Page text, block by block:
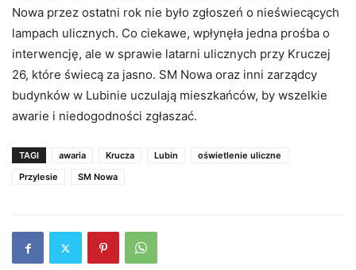
Nowa przez ostatni rok nie było zgłoszeń o nieświecących
lampach ulicznych. Co ciekawe, wpłynęła jedna prośba o
interwencję, ale w sprawie latarni ulicznych przy Kruczej
26, które świecą za jasno. SM Nowa oraz inni zarządcy
budynków w Lubinie uczulają mieszkańców, by wszelkie
awarie i niedogodności zgłaszać.
TAGI awaria Krucza Lubin
oświetlenie uliczne
Przylesie
SM Nowa